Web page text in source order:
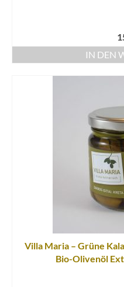
IN DEN
Villa Maria – Grüne
Bio-Olivenöl